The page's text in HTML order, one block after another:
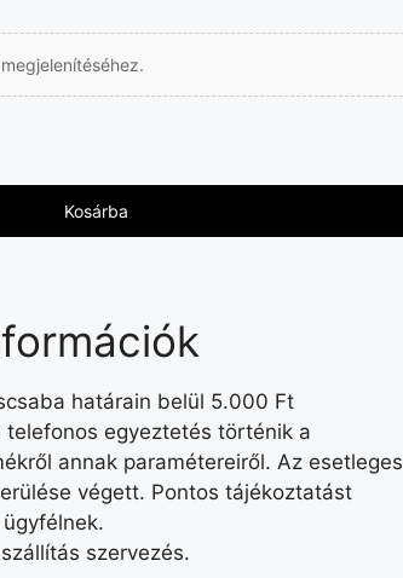
Kosárba
határain belül 5.000 Ft
telefonos egyeztetés történik a
annak paramétereiről. Az esetleges
végett. Pontos tájékoztatást
szervezés.